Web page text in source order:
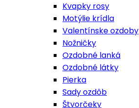
Kvapky rosy
Motýlie krídla
Valentínske ozdoby
Nožničky
Ozdobné lanká
Ozdobné látky
Pierka
Sady ozdôb
Štvorčeky